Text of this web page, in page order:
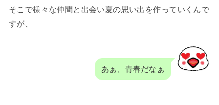
そこで様々な仲間と出会い夏の思い出を作っていくんで
すが、
あぁ、青春だなぁ